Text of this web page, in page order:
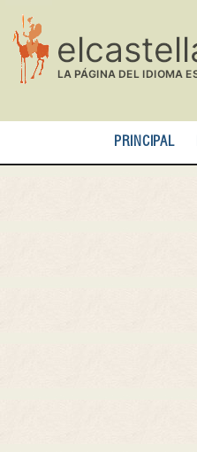
contenido
principal
PRINCIPAL